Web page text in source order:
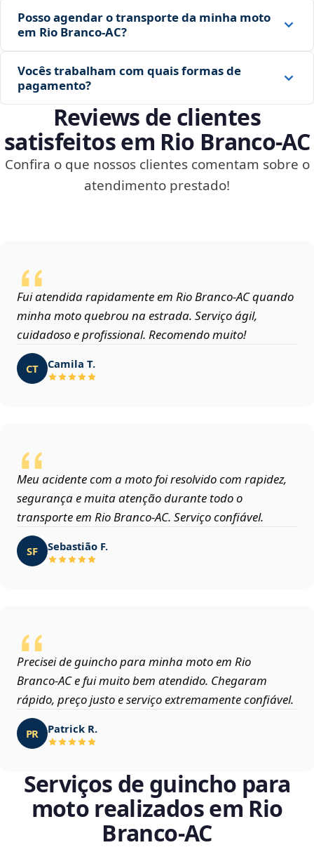
Posso agendar o transporte da minha moto
em Rio Branco‑AC?
Vocês trabalham com quais formas de
pagamento?
Reviews de clientes
satisfeitos em Rio Branco‑AC
Confira o que nossos clientes comentam sobre o
atendimento prestado!
Fui atendida rapidamente em Rio Branco‑AC quando
minha moto quebrou na estrada. Serviço ágil,
cuidadoso e profissional. Recomendo muito!
CT Camila T.
Meu acidente com a moto foi resolvido com rapidez,
segurança e muita atenção durante todo o
transporte em Rio Branco‑AC. Serviço confiável.
SF Sebastião F.
Precisei de guincho para minha moto em Rio
Branco‑AC e fui muito bem atendido. Chegaram
rápido, preço justo e serviço extremamente confiável.
PR Patrick R.
Serviços de guincho para
moto realizados em Rio
Branco‑AC